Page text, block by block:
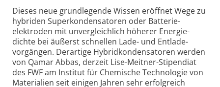
Dieses neue grundlegende Wissen eröffnet Wege zu
hybriden Superkonden­satoren oder Batterie­
elektroden mit unvergleichlich höherer Energie­
dichte bei äußerst schnellen Lade- und Entlade­
vorgängen. Derartige Hybrid­kondensatoren werden
von Qamar Abbas, derzeit Lise-Meitner-Stipendiat
des FWF am Institut für Chemische Techno­logie von
Materialien seit einigen Jahren sehr erfolgreich